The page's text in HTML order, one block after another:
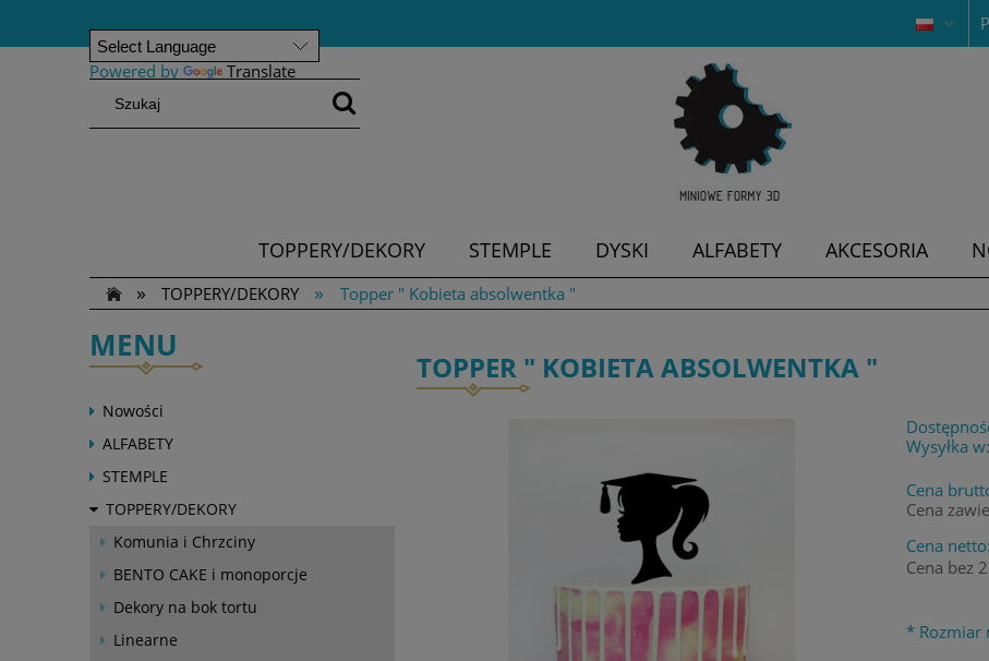
Powered by Translate
TOPPERY/DEKORY STEMPLE DYSKI ALFABETY AKCESORIA
»
TOPPERY/DEKORY » Topper " Kobieta absolwentka "
MENU
Nowości
ALFABETY
STEMPLE
TOPPERY/DEKORY
Komunia i Chrzciny
BENTO CAKE i monoporcje
Dekory na bok tortu
Linearne
TOPPER " KOBIETA ABSOLWENTKA "
Wysyłka w:
Cena
Cena
Cena netto:
Cena bez
* Rozmiar